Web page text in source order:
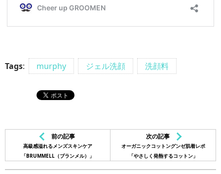
Tags: murphy ジェル洗顔 洗顔料
前の記事
高級感溢れるメンズスキンケア
「BRUMMELL（ブランメル）」
次の記事
オーガニックコットングンゼ肌着レポ
「やさしく発熱するコットン」